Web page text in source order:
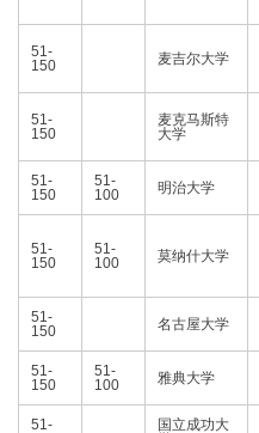
51-
150
麦吉尔大学
51-
150
麦克马斯特
大学
51-
150
51-
100
明治大学
51-
150
51-
100
莫纳什大学
51-
150
名古屋大学
51-
150
51-
100
雅典大学
51-
国立成功大